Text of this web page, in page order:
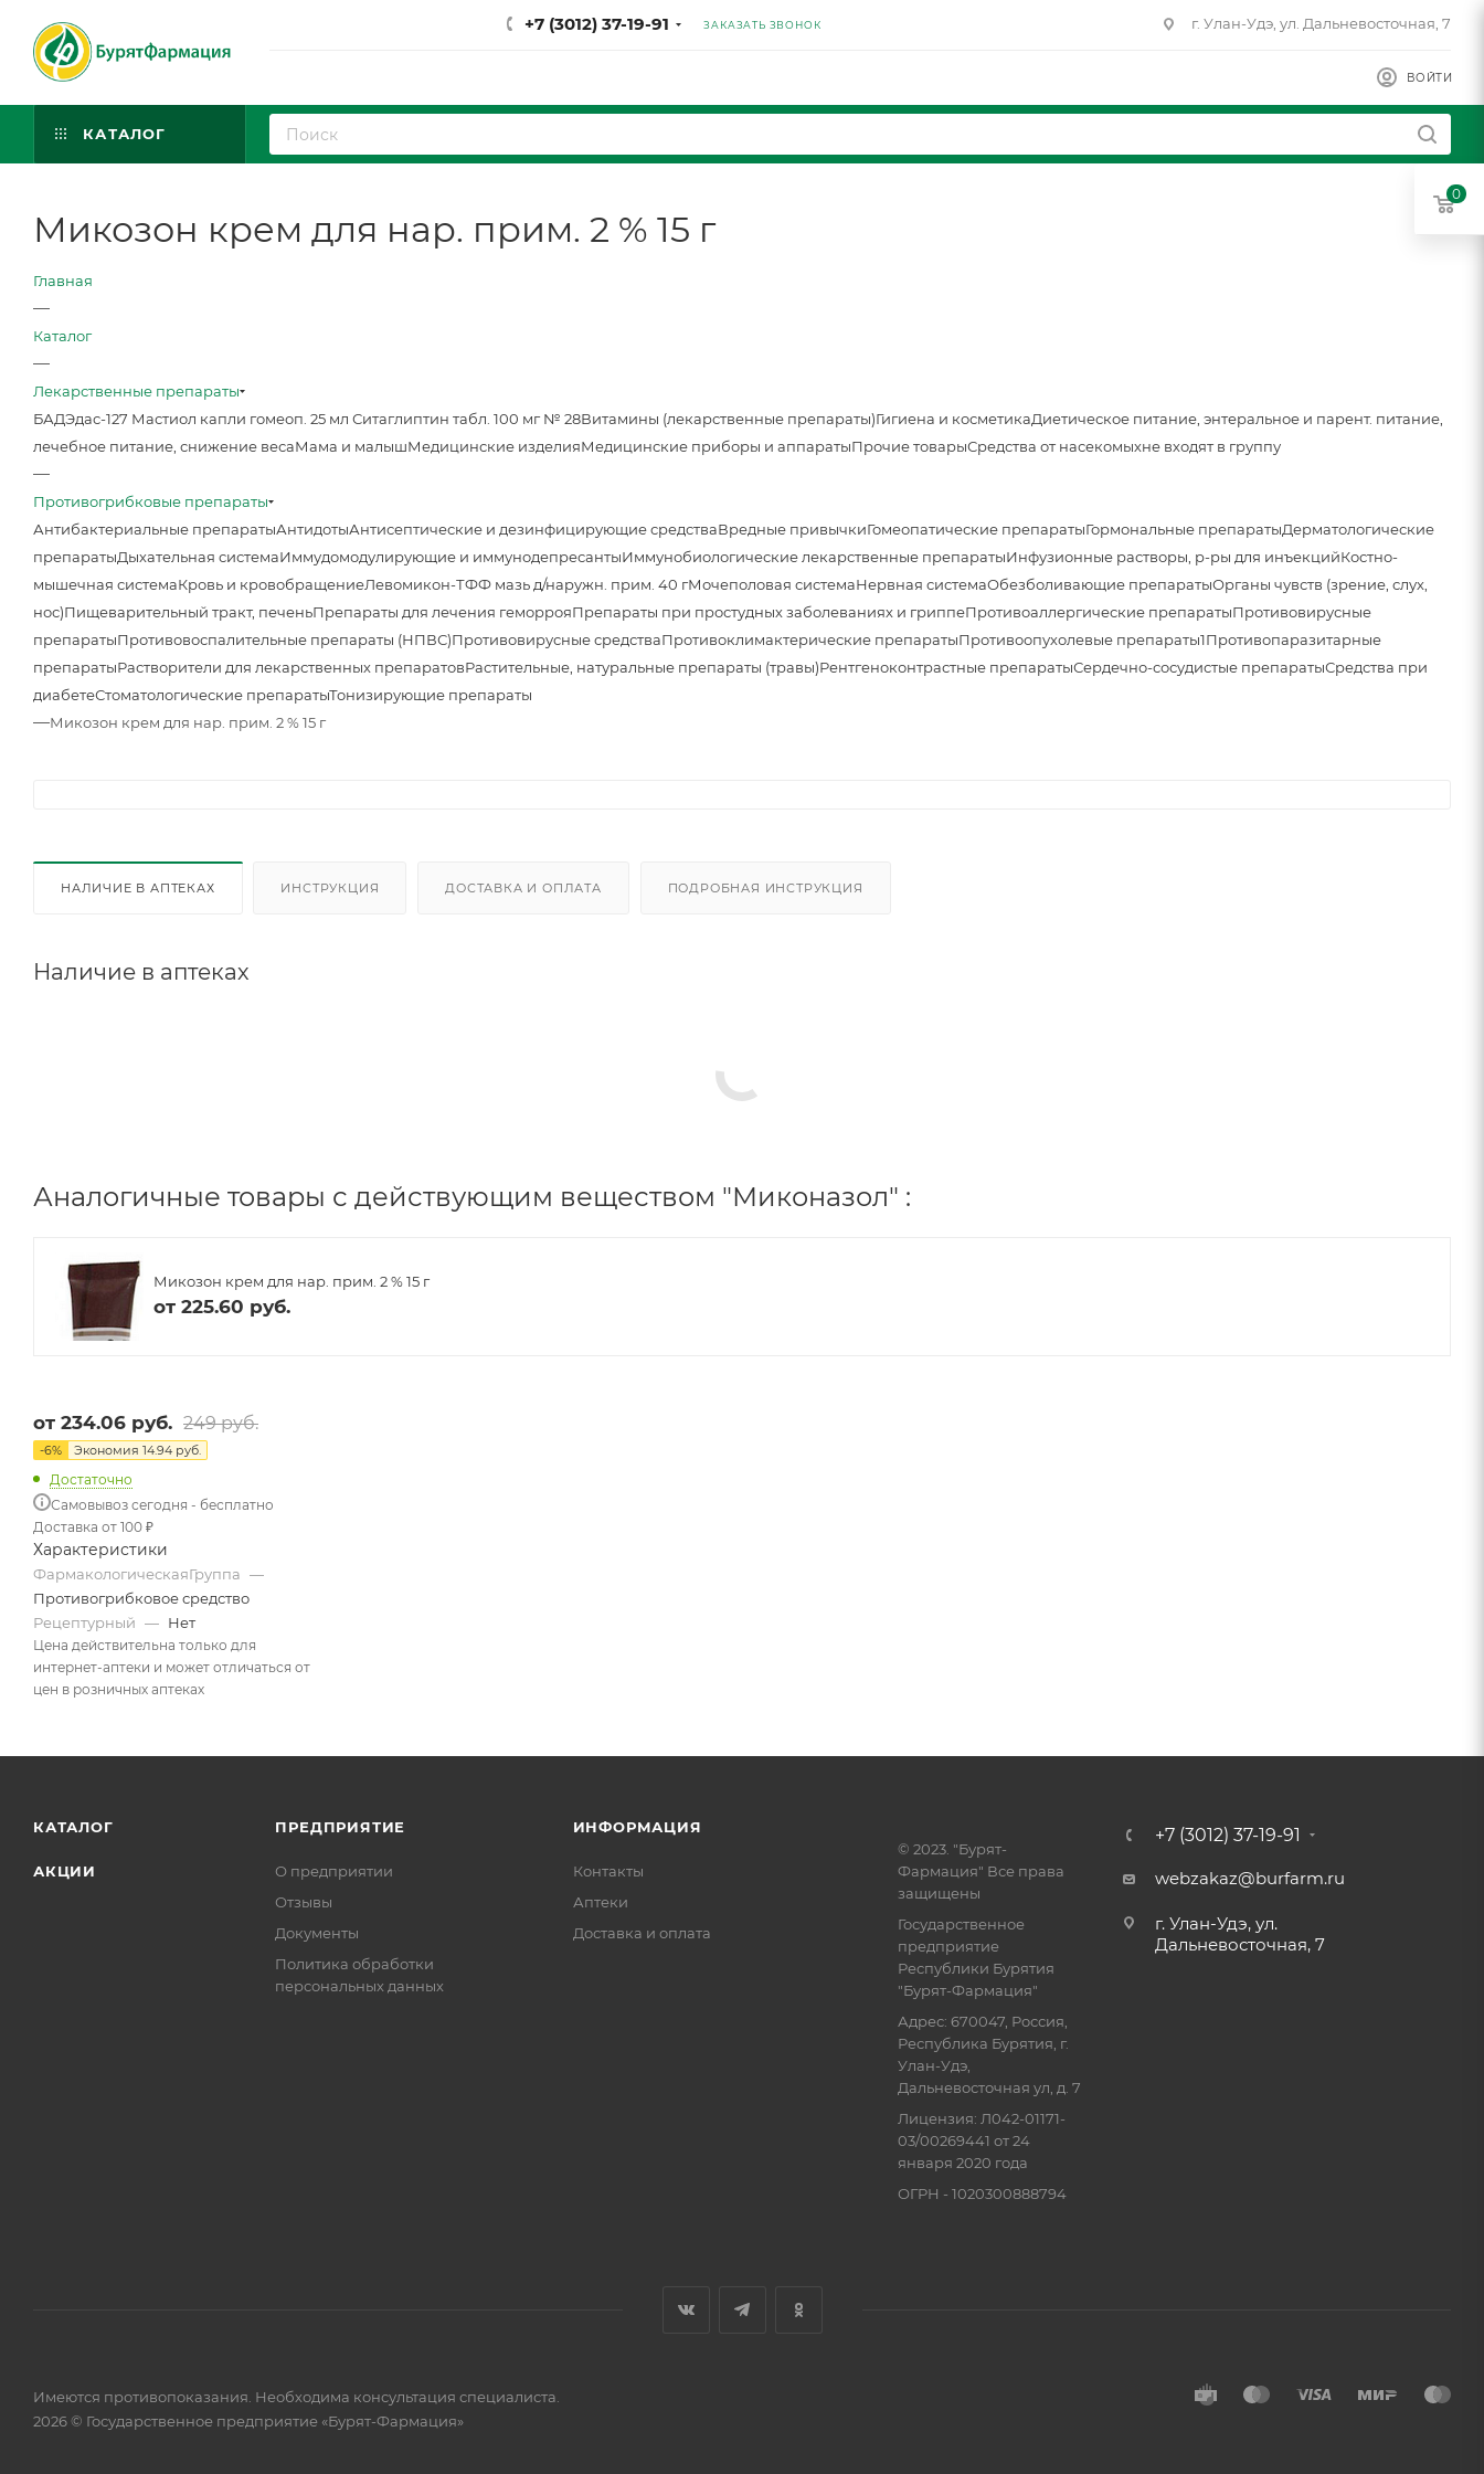
+7 (3012) 37-19-91 ЗАКАЗАТЬ ЗВОНОК г. Улан-Удэ, ул. Дальневосточная, 7
ВОЙТИ
КАТАЛОГ
Микозон крем для нар. прим. 2 % 15 г
Главная
—
Каталог
—
Лекарственные препараты
БАДЭдас-127 Мастиол капли гомеоп. 25 мл Ситаглиптин табл. 100 мг № 28Витамины (лекарственные препараты)Гигиена и косметикаДиетическое питание, энтеральное и парент. питание,
лечебное питание, снижение весаМама и малышМедицинские изделияМедицинские приборы и аппаратыПрочие товарыСредства от насекомыхне входят в группу
—
Противогрибковые препараты
Антибактериальные препаратыАнтидотыАнтисептические и дезинфицирующие средстваВредные привычкиГомеопатические препаратыГормональные препаратыДерматологические
препаратыДыхательная системаИммудомодулирующие и иммунодепресантыИммунобиологические лекарственные препаратыИнфузионные растворы, р-ры для инъекцийКостно-
мышечная системаКровь и кровобращениеЛевомикон-ТФФ мазь д/наружн. прим. 40 гМочеполовая системаНервная системаОбезболивающие препаратыОрганы чувств (зрение, слух,
нос)Пищеварительный тракт, печеньПрепараты для лечения геморрояПрепараты при простудных заболеваниях и гриппеПротивоаллергические препаратыПротивовирусные
препаратыПротивовоспалительные препараты (НПВС)Противовирусные средстваПротивоклимактерические препаратыПротивоопухолевые препараты1Противопаразитарные
препаратыРастворители для лекарственных препаратовРастительные, натуральные препараты (травы)Рентгеноконтрастные препаратыСердечно-сосудистые препаратыСредства при
диабетеСтоматологические препаратыТонизирующие препараты
—Микозон крем для нар. прим. 2 % 15 г
НАЛИЧИЕ В АПТЕКАХ ИНСТРУКЦИЯ ДОСТАВКА И ОПЛАТА ПОДРОБНАЯ ИНСТРУКЦИЯ
Наличие в аптеках
Аналогичные товары с действующим веществом "Миконазол" :
Микозон крем для нар. прим. 2 % 15 г
от 225.60 руб.
от 234.06 руб. 249 руб.
-6% Экономия 14.94 руб.
Достаточно
Самовывоз сегодня - бесплатно
Доставка от 100 ₽
Характеристики
ФармакологическаяГруппа —
Противогрибковое средство
Рецептурный — Нет
Цена действительна только для
интернет-аптеки и может отличаться от
цен в розничных аптеках
КАТАЛОГ
АКЦИИ
ПРЕДПРИЯТИЕ
О предприятии
Отзывы
Документы
Политика обработки
персональных данных
ИНФОРМАЦИЯ
Контакты
Аптеки
Доставка и оплата
© 2023. "Бурят-
Фармация" Все права
защищены
Государственное
предприятие
Республики Бурятия
"Бурят-Фармация"
Адрес: 670047, Россия,
Республика Бурятия, г.
Улан-Удэ,
Дальневосточная ул, д. 7
Лицензия: Л042-01171-
03/00269441 от 24
января 2020 года
ОГРН - 1020300888794
+7 (3012) 37-19-91
webzakaz@burfarm.ru
г. Улан-Удэ, ул.
Дальневосточная, 7
Имеются противопоказания. Необходима консультация специалиста.
2026 © Государственное предприятие «Бурят-Фармация»
0